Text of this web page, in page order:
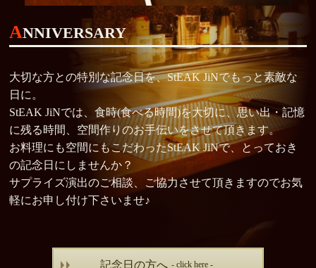
ANNIVERSARY
大切な方との特別な記念日を、StEAK JiNでもっと素敵な
日に。
StEAK JiNでは、食時(食べる時間)を大切に、思い出・記憶
に残る時間、空間作りのお手伝いをさせて頂きます。
お料理にも空間にもこだわったStEAK JiNで、とっておき
の記念日にしませんか？
サプライズ演出のご相談、ご協力させて頂きますのでお気
軽にお申し付け下さいませ♪
記念日の方へ - click here -